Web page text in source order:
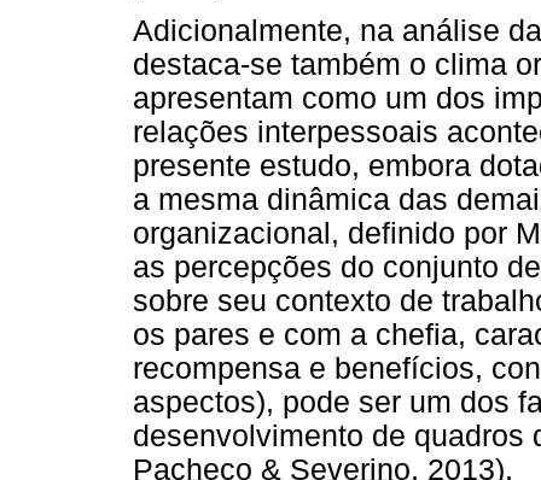
Adicionalmente, na análise
destaca-se também o clima
apresentam como um dos
relações interpessoais
presente estudo, embora
a mesma dinâmica das
organizacional, definido por
as percepções do conjunto
sobre seu contexto de
os pares e com a chefia,
recompensa e benefícios,
aspectos), pode ser um dos
desenvolvimento de quadros
Pacheco & Severino, 2013).